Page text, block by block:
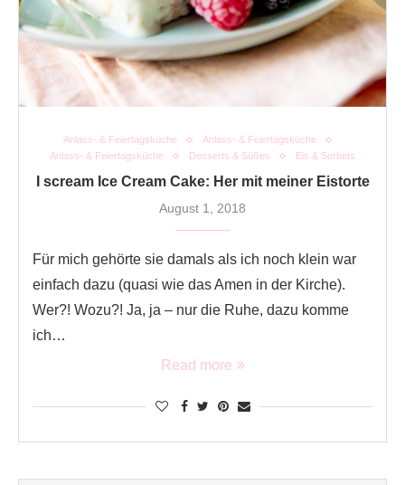
Anlass- & Feiertagsküche
Anlass- & Feiertagsküche
Anlass- & Feiertagsküche
Desserts & Süßes Eis & Sorbets
I scream Ice Cream Cake: Her mit meiner Eistorte
August 1, 2018
Für mich gehörte sie damals als ich noch klein war
einfach dazu (quasi wie das Amen in der Kirche).
Wer?! Wozu?! Ja, ja – nur die Ruhe, dazu komme
ich…
Read more